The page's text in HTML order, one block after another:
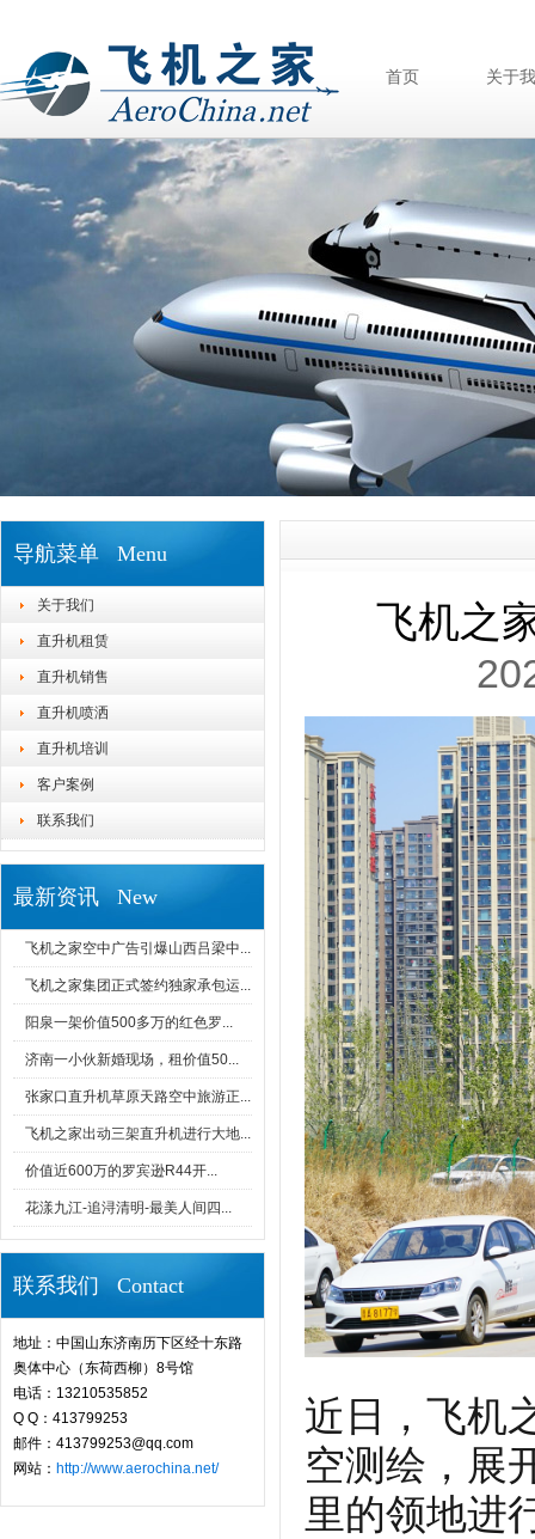
首页 关于
导航菜单 Menu
关于我们
直升机租赁
直升机销售
直升机喷洒
直升机培训
客户案例
联系我们
最新资讯 New
飞机之家空中广告引爆山西吕梁中...
飞机之家集团正式签约独家承包运...
阳泉一架价值500多万的红色罗...
济南一小伙新婚现场，租价值50...
张家口直升机草原天路空中旅游正...
飞机之家出动三架直升机进行大地...
价值近600万的罗宾逊R44开...
花漾九江-追浔清明-最美人间四...
联系我们 Contact
地址：中国山东济南历下区经十东路
奥体中心（东荷西柳）8号馆
电话：13210535852
Q Q：413799253
邮件：413799253@qq.com
网站： http://www.aerochina.net/
飞机之
近日，飞机
空测绘，展
里的领地进